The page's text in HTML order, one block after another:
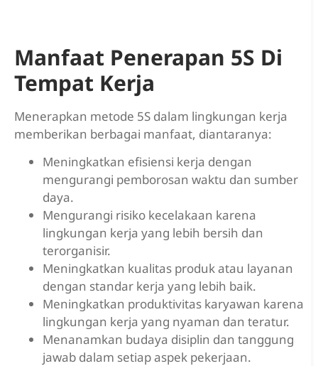
Manfaat Penerapan 5S Di
Tempat Kerja
Menerapkan metode 5S dalam lingkungan kerja
memberikan berbagai manfaat, diantaranya:
Meningkatkan efisiensi kerja dengan
mengurangi pemborosan waktu dan sumber
daya.
Mengurangi risiko kecelakaan karena
lingkungan kerja yang lebih bersih dan
terorganisir.
Meningkatkan kualitas produk atau layanan
dengan standar kerja yang lebih baik.
Meningkatkan produktivitas karyawan karena
lingkungan kerja yang nyaman dan teratur.
Menanamkan budaya disiplin dan tanggung
jawab dalam setiap aspek pekerjaan.